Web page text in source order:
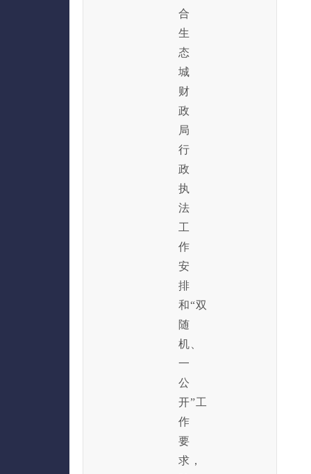
合
生
态
城
财
政
局
行
政
执
法
工
作
安
排
和“双
随
机、
一
公
开”工
作
要
求，